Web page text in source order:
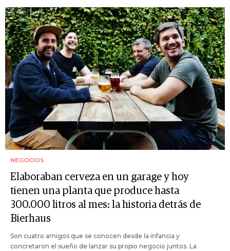
NEGOCIOS
Elaboraban cerveza en un garage y hoy
tienen una planta que produce hasta
300.000 litros al mes: la historia detrás de
Bierhaus
Son cuatro amigos que se conocen desde la infancia y
concretaron el sueño de lanzar su propio negocio juntos. La